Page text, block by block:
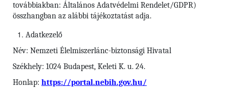
továbbiakban: Általános Adatvédelmi Rendelet/GDPR)
összhangban az alábbi tájékoztatást adja.
Adatkezelő
Név: Nemzeti Élelmiszerlánc-biztonsági Hivatal
Székhely: 1024 Budapest, Keleti K. u. 24.
Honlap: https://portal.nebih.gov.hu/